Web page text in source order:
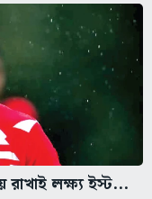
রাখাই লক্ষ্য ইস্ট...